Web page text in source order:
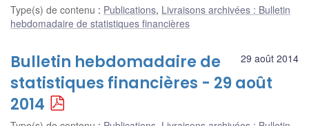
Type(s) de contenu : Publications, Livraisons archivées : Bulletin
hebdomadaire de statistiques financières
29 août 2014
Bulletin hebdomadaire de
statistiques financières - 29 août
2014